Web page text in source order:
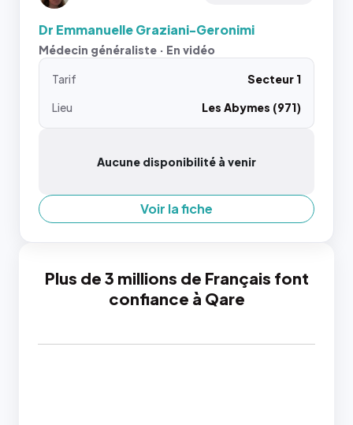
Dr Emmanuelle Graziani-Geronimi
Médecin généraliste · En vidéo
Tarif
Secteur 1
Lieu
Les Abymes (971)
Aucune disponibilité à venir
Voir la fiche
Plus de 3 millions de Français font
confiance à Qare